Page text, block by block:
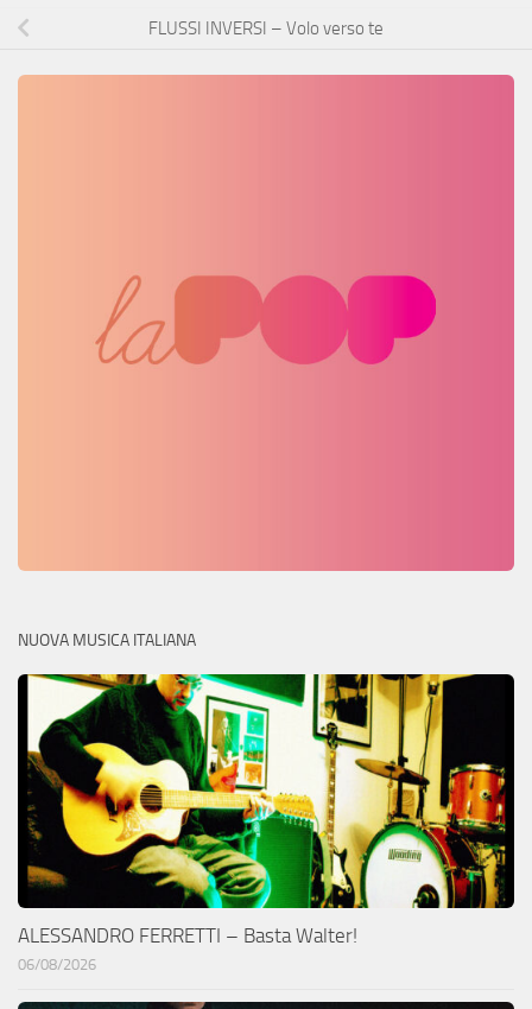
FLUSSI INVERSI – Volo verso te
NUOVA MUSICA ITALIANA
ALESSANDRO FERRETTI – Basta Walter!
06/08/2026